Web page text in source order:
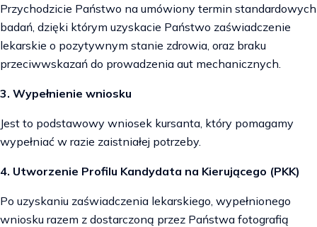
Przychodzicie Państwo na umówiony termin standardowych
badań, dzięki którym uzyskacie Państwo zaświadczenie
lekarskie o pozytywnym stanie zdrowia, oraz braku
przeciwwskazań do prowadzenia aut mechanicznych.
3. Wypełnienie wniosku
Jest to podstawowy wniosek kursanta, który pomagamy
wypełniać w razie zaistniałej potrzeby.
4. Utworzenie Profilu Kandydata na Kierującego (PKK)
Po uzyskaniu zaświadczenia lekarskiego, wypełnionego
wniosku razem z dostarczoną przez Państwa fotografią